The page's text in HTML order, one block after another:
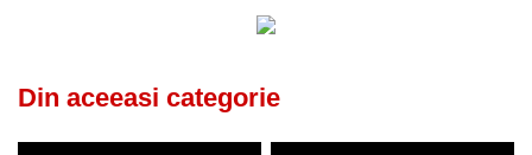
Din aceeasi categorie